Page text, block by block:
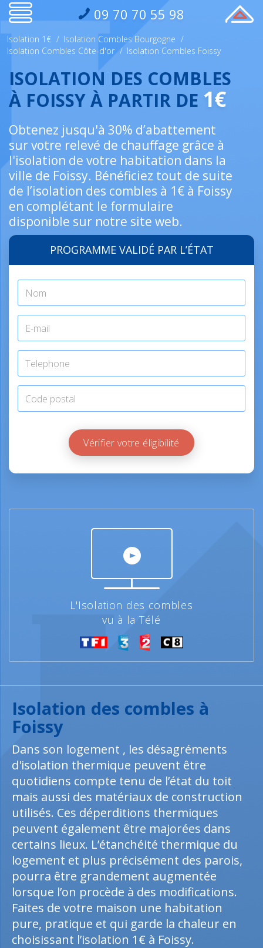
09 70 70 55 98
Isolation 1€ / Isolation Combles Bourgogne /
Isolation Combles Côte-d'or / Isolation Combles Foissy
ISOLATION DES COMBLES
À FOISSY À PARTIR DE 1€
Obtenez jusqu'à 30% d’abattement
sur votre relevé de chauffage grâce à
l'isolation de votre habitation dans la
ville de Foissy. Bénéficiez tout de suite
de l’isolation des combles à 1€ à Foissy
en complétant le formulaire
disponible sur notre site web.
PROGRAMME VALIDÉ PAR L’ÉTAT
Vérifier votre éligibilité
L'Isolation des combles
vu à la Télé
Isolation des combles à
Foissy
Dans son logement , les désagréments
d'isolation thermique peuvent être
quotidiens compte tenu de l’état du toit
mais aussi des matériaux de construction
utilisés. Ces déperditions thermiques
peuvent également être majorées dans
certains lieux. L’étanchéité thermique du
logement et plus précisément des parois,
pourra être grandement augmentée
lorsque l’on procède à des modifications.
Faites de votre maison une habitation
pure, pratique et qui garde la chaleur en
choisissant l’isolation 1€ à Foissy.